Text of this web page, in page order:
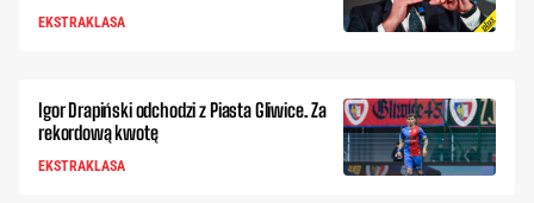
EKSTRAKLASA
Igor Drapiński odchodzi z Piasta Gliwice. Za
rekordową kwotę
EKSTRAKLASA